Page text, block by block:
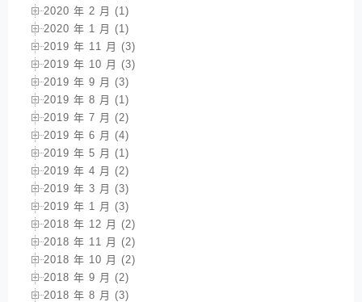
2020 年 2 月 (1)
2020 年 1 月 (1)
2019 年 11 月 (3)
2019 年 10 月 (3)
2019 年 9 月 (3)
2019 年 8 月 (1)
2019 年 7 月 (2)
2019 年 6 月 (4)
2019 年 5 月 (1)
2019 年 4 月 (2)
2019 年 3 月 (3)
2019 年 1 月 (3)
2018 年 12 月 (2)
2018 年 11 月 (2)
2018 年 10 月 (2)
2018 年 9 月 (2)
2018 年 8 月 (3)